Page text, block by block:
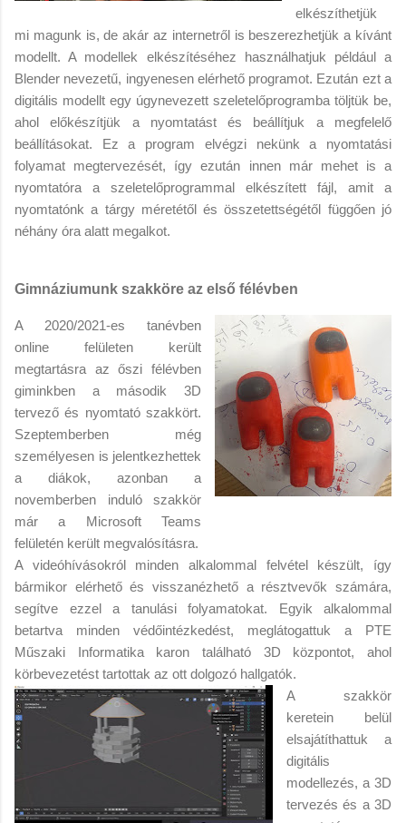
elkészíthetjük
mi magunk is, de akár az internetről is beszerezhetjük a kívánt
modellt. A modellek elkészítéséhez használhatjuk például a
Blender nevezetű, ingyenesen elérhető programot. Ezután ezt a
digitális modellt egy úgynevezett szeletelőprogramba töljtük be,
ahol előkészítjük a nyomtatást és beállítjuk a megfelelő
beállításokat. Ez a program elvégzi nekünk a nyomtatási
folyamat megtervezését, így ezután innen már mehet is a
nyomtatóra a szeletelőprogrammal elkészített fájl, amit a
nyomtatónk a tárgy méretétől és összetettségétől függően jó
néhány óra alatt megalkot.
Gimnáziumunk szakköre az első félévben
A 2020/2021-es tanévben
online felületen került
megtartásra az őszi félévben
giminkben a második 3D
tervező és nyomtató szakkört.
Szeptemberben még
személyesen is jelentkezhettek
a diákok, azonban a
novemberben induló szakkör
már a Microsoft Teams
felületén került megvalósításra.
A videóhívásokról minden alkalommal felvétel készült, így
bármikor elérhető és visszanézhető a résztvevők számára,
segítve ezzel a tanulási folyamatokat. Egyik alkalommal
betartva minden védőintézkedést, meglátogattuk a PTE
Műszaki Informatika karon található 3D központot, ahol
körbevezetést tartottak az ott dolgozó hallgatók.
A szakkör
keretein belül
elsajátíthattuk a
digitális
modellezés, a 3D
tervezés és a 3D